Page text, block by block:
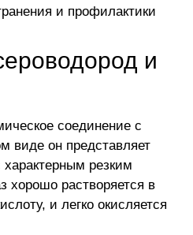
и профилактики
и
соединение с
виде он представляет
резким
хорошо растворяется в
и легко окисляется